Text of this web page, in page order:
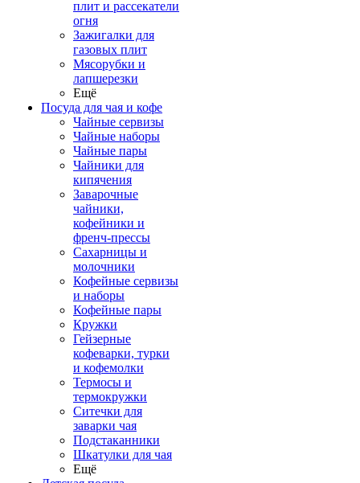
плит и рассекатели
огня
Зажигалки для
газовых плит
Мясорубки и
лапшерезки
Ещё
Посуда для чая и кофе
Чайные сервизы
Чайные наборы
Чайные пары
Чайники для
кипячения
Заварочные
чайники,
кофейники и
френч-прессы
Сахарницы и
молочники
Кофейные сервизы
и наборы
Кофейные пары
Кружки
Гейзерные
кофеварки, турки
и кофемолки
Термосы и
термокружки
Ситечки для
заварки чая
Подстаканники
Шкатулки для чая
Ещё